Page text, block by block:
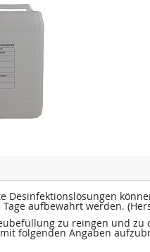
i
r
Desinfektionslösungen
aufbewahrt werden.
zu reingen und zu
folgenden Angaben